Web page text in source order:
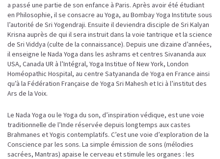
a passé une partie de son enfance à Paris. Après avoir été étudiant
en Philosophie, il se consacre au Yoga, au Bombay Yoga Institute sous
l’autorité de Sri Yogendraji. Ensuite il deviendra disciple de Sri Kalyan
Krisna auprès de qui il sera instruit dans la voie tantrique et la science
de Sri Viddya (culte de la connaissance). Depuis une dizaine d’années,
il enseigne le Nada Yoga dans les ashrams et centres Sivananda aux
USA, Canada UR à l’Intégral, Yoga Institue of New York, London
Homéopathic Hospital, au centre Satyananda de Yoga en France ainsi
qu’à la Fédération Française de Yoga Sri Mahesh et Ici à l’institut des
Ars de la Voix.
Le Nada Yoga ou le Yoga du son, d’inspiration védique, est une voie
traditionnelle de l’Inde réservée depuis longtemps aux castes
Brahmanes et Yogis contemplatifs. C’est une voie d’exploration de la
Conscience par les sons. La simple émission de sons (mélodies
sacrées, Mantras) apaise le cerveau et stimule les organes : les